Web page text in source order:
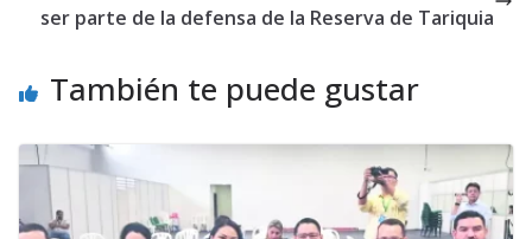
ser parte de la defensa de la Reserva de Tariquia
También te puede gustar